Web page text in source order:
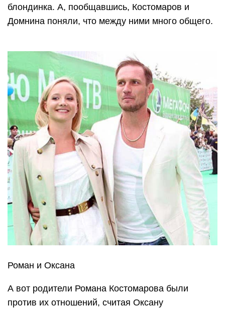
блондинка. А, пообщавшись, Костомаров и
Домнина поняли, что между ними много общего.
Роман и Оксана
А вот родители Романа Костомарова были
против их отношений, считая Оксану